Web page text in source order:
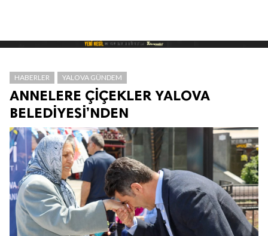
HABERLER YALOVA GÜNDEM
ANNELERE ÇİÇEKLER YALOVA
BELEDİYESİ’NDEN